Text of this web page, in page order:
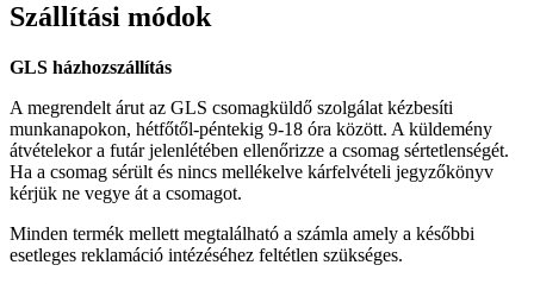
Szállítási módok
GLS házhozszállítás
A megrendelt árut az GLS csomagküldő szolgálat kézbesíti
munkanapokon, hétfőtől-péntekig 9-18 óra között. A küldemény
átvételekor a futár jelenlétében ellenőrizze a csomag sértetlenségét.
Ha a csomag sérült és nincs mellékelve kárfelvételi jegyzőkönyv
kérjük ne vegye át a csomagot.
Minden termék mellett megtalálható a számla amely a későbbi
esetleges reklamáció intézéséhez feltétlen szükséges.